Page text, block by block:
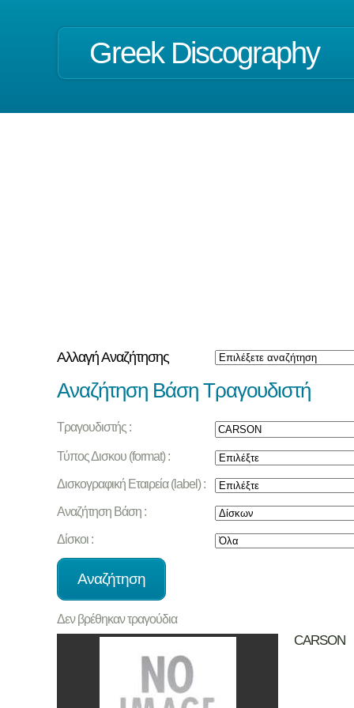
Greek Discography
Αλλαγή Αναζήτησης
Αναζήτηση Βάση Τραγουδιστή
Τραγουδιστής :
Τύπος Δισκου (format) :
Δισκογραφική Εταιρεία (label) :
Αναζήτηση Βάση :
Δίσκοι :
Δεν βρέθηκαν τραγούδια
CARSON